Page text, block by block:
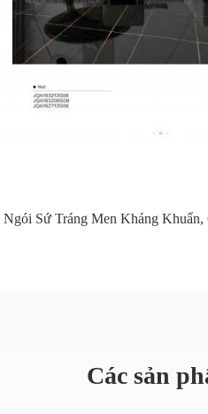
Ngói Sứ Tráng Men Kháng Khuẩn,
Các sản